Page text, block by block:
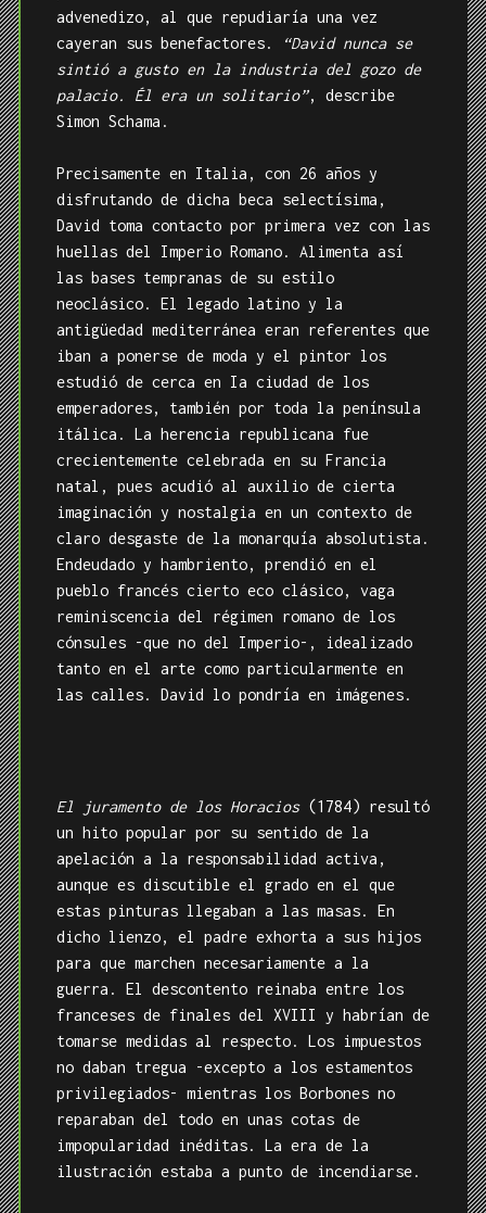
advenedizo, al que repudiaría una vez
cayeran sus benefactores.
“David nunca se
sintió a gusto en la industria del gozo de
palacio. Él era un solitario”, describe
Simon Schama.
Precisamente en Italia, con 26 años y
disfrutando de dicha beca selectísima,
David toma contacto por primera vez con las
huellas del Imperio Romano. Alimenta así
las bases tempranas de su estilo
neoclásico. El legado latino y la
antigüedad mediterránea eran referentes que
iban a ponerse de moda y el pintor los
estudió de cerca en Ia ciudad de los
emperadores, también por toda la península
itálica. La herencia republicana fue
crecientemente celebrada en su Francia
natal, pues acudió al auxilio de cierta
imaginación y nostalgia en un contexto de
claro desgaste de la monarquía absolutista.
Endeudado y hambriento, prendió en el
pueblo francés cierto eco clásico, vaga
reminiscencia del régimen romano de los
cónsules -que no del Imperio-, idealizado
tanto en el arte como particularmente en
las calles. David lo pondría en imágenes.
El juramento de los Horacios(1784) resultó
un hito popular por su sentido de la
apelación a la responsabilidad activa,
aunque es discutible el grado en el que
estas pinturas llegaban a las masas. En
dicho lienzo, el padre exhorta a sus hijos
para que marchen necesariamente a la
guerra. El descontento reinaba entre los
franceses de finales del XVIII y habrían de
tomarse medidas al respecto. Los impuestos
no daban tregua -excepto a los estamentos
privilegiados- mientras los Borbones no
reparaban del todo en unas cotas de
impopularidad inéditas. La era de la
ilustración estaba a punto de incendiarse.